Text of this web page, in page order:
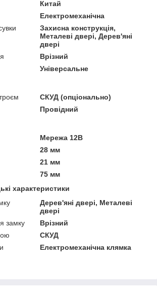
Китай
Електромеханічна
Захисна конструкція,
Металеві двері, Дерев'яні
двері
Врізний
Універсальне
СКУД (опціонально)
Провідний
Мережа 12В
28 мм
21 мм
75 мм
характеристики
Дерев'яні двері, Металеві
двері
замку
Врізний
СКУД
Електромеханічна клямка